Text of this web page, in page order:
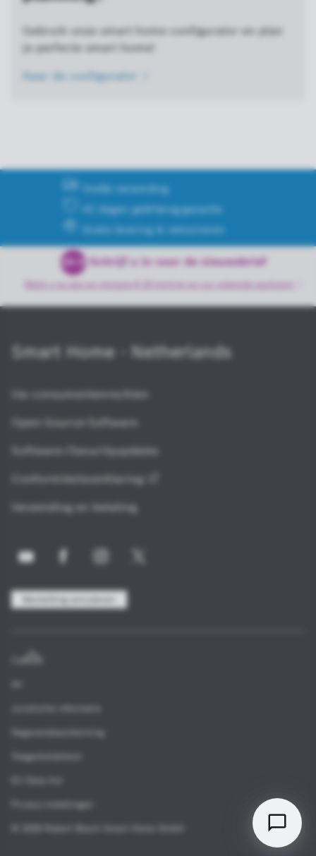
Gebruik onze smart home configurator en plan
je perfecte smart home!
Naar de
configurator
Snelle verzending
42 dagen geld-terug-garantie
Gratis levering & retourneren
Schrijf u in voor de nieuwsbrief
Meld u nu aan en ontvang € 20 korting op uw volgende aankoop!
Smart Home - Netherlands
Uw consumentenrechten
Open-Source-Software
Software-/Securityupdates
Conformiteitsverklaring
Verzending en betaling
Gegevensbescherming
Toegankelijkheid
Privacy-instellingen